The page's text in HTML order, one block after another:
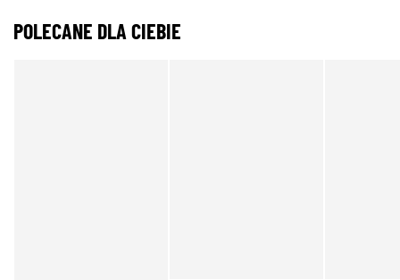
POLECANE DLA CIEBIE